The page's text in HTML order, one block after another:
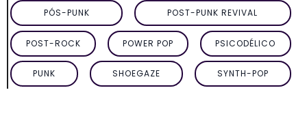
PÓS-PUNK POST-PUNK REVIVAL
POST-ROCK POWER POP PSICODÉLICO
PUNK SHOEGAZE SYNTH-POP